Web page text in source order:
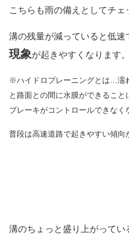
こちらも雨の備えとしてチ
溝の残量が減っていると低速
現象が起きやすくなります。
※ハイドロプレーニングとは…濡
と路面との間に水膜ができること
ブレーキがコントロールできなく
普段は高速道路で起きやすい傾向
溝のちょっと盛り上がって